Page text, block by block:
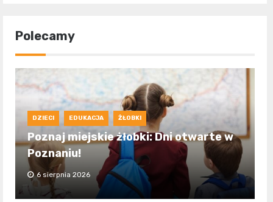
Polecamy
DZIECI EDUKACJA ŻŁOBKI
Poznaj miejskie żłobki: Dni otwarte w
Poznaniu!
6 sierpnia 2026